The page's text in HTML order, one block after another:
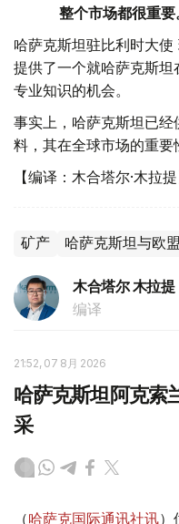
整个市场都很重要
哈萨克斯坦驻比利时大使
提供了一个就哈萨克斯
专业知识的机会。
事实上，哈萨克斯坦已
料，其在全球市场的重要
【编译：木合塔尔·木拉提
矿产 哈萨克斯坦与欧盟
木合塔尔 木拉提
编译
21:52, 07 8月 2026
哈萨克斯坦阿克索
采
（哈萨克国际通讯社讯）